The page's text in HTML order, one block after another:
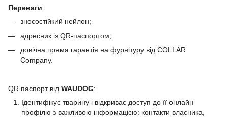
Переваги:
зносостійкий нейлон;
адресник із QR-паспортом;
довічна пряма гарантія на фурнітуру від COLLAR
Company.
QR паспорт від WAUDOG:
Ідентифікує тварину і відкриває доступ до її онлайн
профілю з важливою інформацією: контакти власника,